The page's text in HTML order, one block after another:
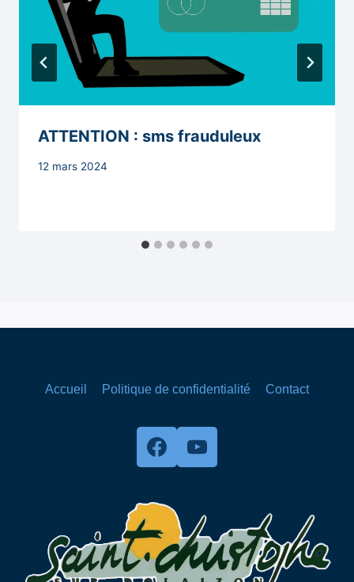
ATTENTION : sms frauduleux
Par
12 mars 2024
Accueil Politique de confidentialité Contact